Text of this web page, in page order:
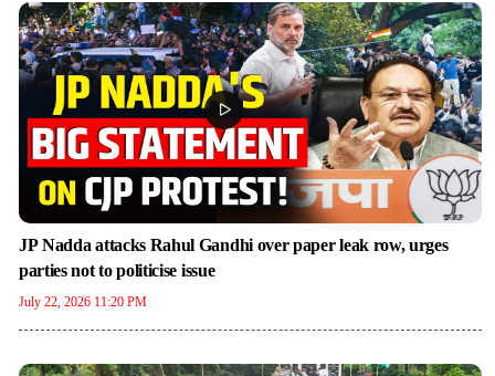
JP Nadda attacks Rahul Gandhi over paper leak row, urges
parties not to politicise issue
July 22, 2026 11:20 PM